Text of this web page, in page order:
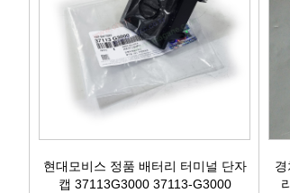
현대모비스 정품 배터리 터미널 단자
캡 37113G3000 37113-G3000